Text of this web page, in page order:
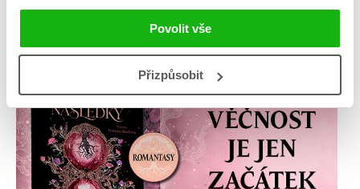
Povolit vše
Přizpůsobit